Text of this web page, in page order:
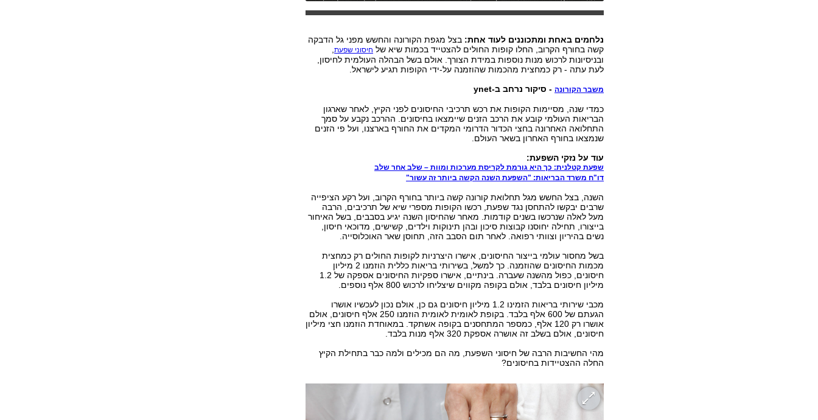
נלחמים באחת ומתכוננים לעוד אחת: בצל מגפת הקורונה והחשש מפני גל הדבקה
קשה בחורף הקרוב, החלו קופות החולים להצטייד בכמות שיא של חיסוני שפעת,
ובניסיונות לרכוש מנות נוספות במידת הצורך. אולם בשל הבהלה העולמית לחיסון,
לעת עתה - רק כמחצית מהכמות שהוזמנה על-ידי הקופות תגיע לישראל.
משבר הקורונה- סיקור נרחב ב-ynet
כמדי שנה, מסיימות הקופות את רכש תרכיבי החיסונים לפני הקיץ, לאחר שארגון
הבריאות העולמי קובע את הרכב הזנים שיימצאו בחיסונים. ההרכב נקבע על סמך
התחלואה האחרונה בחצי הכדור הדרומי המקדים את החורף בארצנו, ועל פי הזנים
שנמצאו בחורף האחרון בשאר העולם.
עוד על נזקי השפעת:
שפעת קטלנית: כך היא גורמת לקריסת מערכות ומוות – שלב אחר שלב
דו"ח משרד הבריאות: "השפעת השנה הקשה ביותר זה עשור"
השנה, בצל החשש מגל תחלואת קורונה קשה ביותר בחורף הקרוב, ועל רקע הציפייה
שרבים יבקשו להתחסן נגד שפעת, רכשו הקופות מספרי שיא של תרכיבים, הרבה
מעל לאלה שנרכשו בשנים קודמות. מאחר שהחיסון השנה יגיע בסבבים, בשל האיחור
בייצורו, תחילה יחוסנו קבוצות סיכון ובהן תינוקות וילדים, קשישים, מדוכאי חיסון,
נשים בהיריון וצוותי רפואה. לאחר תום הסבב הזה, תחוסן שאר האוכלוסייה.
בשל מחסור עולמי בייצור החיסונים, אישרו היצרניות לקופות החולים רק כמחצית
מכמות החיסונים שהוזמנה. כך למשל, בשירותי בריאות כללית הוזמנו 2 מיליון
חיסונים, כפול מהשנה שעברה. בינתיים, אישרו ספקיות החיסונים אספקה של 1.2
מיליון חיסונים בלבד, אולם בקופה מקווים שיצליחו לרכוש 800 אלף נוספים.
מכבי שירותי בריאות הזמינו 1.2 מיליון חיסונים גם כן, אולם נכון לעכשיו אושרו
הגעתם של 600 אלף בלבד. בקופת לאומית לאומית הוזמנו 250 אלף חיסונים, אולם
אושרו רק 120 אלף, כמספר המתחסנים בקופה אשתקד. במאוחדת הוזמנו חצי מיליון
חיסונים, אולם בשלב זה אושרה אספקת 320 אלף מנות בלבד.
מהי החשיבות הרבה של חיסוני השפעת, מה הם מכילים ולמה כבר בתחילת הקיץ
החלה ההצטיידות בחיסונים?